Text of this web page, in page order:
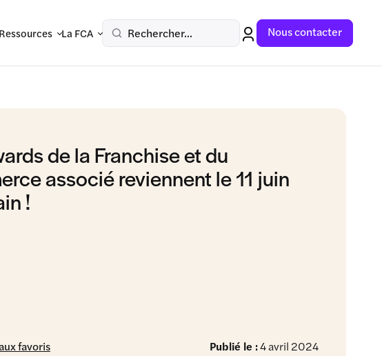
La FCA Rechercher... Nous contacter
de la Franchise et du
associé reviennent le 11 juin
!
Publié le :4 avril 2024
favoris